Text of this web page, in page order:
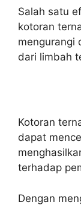
Salah satu
kotoran
mengurangi
dari limbah
Kotoran
dapat
terhadap
Dengan